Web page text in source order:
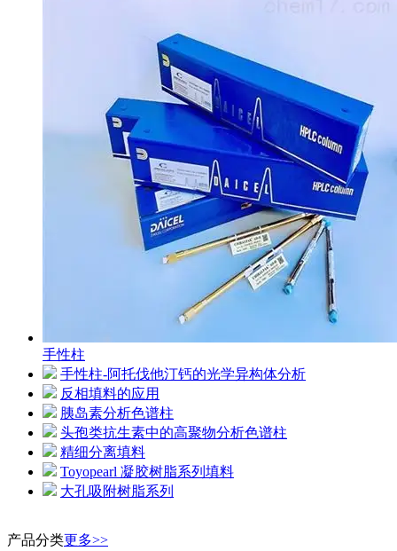
手性柱
手性柱-阿托伐他汀钙的光学异构体分析
反相填料的应用
胰岛素分析色谱柱
头孢类抗生素中的高聚物分析色谱柱
精细分离填料
Toyopearl 凝胶树脂系列填料
大孔吸附树脂系列
产品分类更多>>